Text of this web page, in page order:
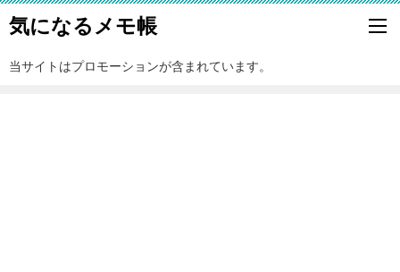
気になるメモ帳
当サイトはプロモーションが含まれています。